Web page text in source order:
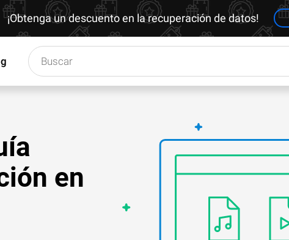
¡Obtenga un descuento en la recuperación de datos!
en